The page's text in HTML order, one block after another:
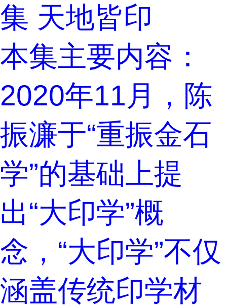
集 天地皆印
本集主要内容：
2020年11月，陈
振濂于“重振金石
学”的基础上提
出“大印学”概
念，“大印学”不仅
涵盖传统印学材